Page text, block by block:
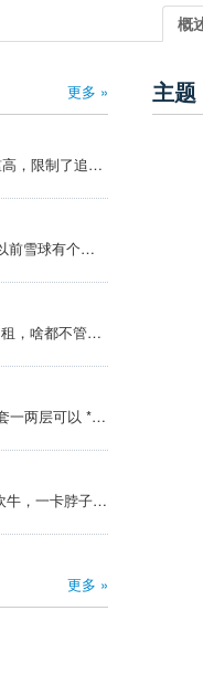
概
更多 »
个人观察，主板的涨幅高过科创板。可能是门槛高，限制了追捧的韭菜入场，*
@qwerty12345asd >所以你做到了吗？ 哈哈，以前雪球有个买恒大挣了大钱，到处旅游晒图的。不知道现状如何了
@噜噜不怕壮 >圈子里有自己的房子给代理人出租，啥都不管每月进账租金，代理人基本都是从大中介例如链家离职的，据说比在中介打工活的滋润 以前市场好时，链家们做过二房东，那时房主除了房租到手的少点，其他不操心。这两年改成代理人，意思帮你租房子，处理租客或有...
@ji1si2lu3 >一两套就算了没啥意思，搞个几十套一两层可以 *一两套空置已经很闹心，手里拿着几十套整栋楼都是空着，没租客，该有多揪心
@北美圣雄 >请问GPT-4o免费不？一松脖子就吹牛，一卡脖子就装死，简中互联网哪个不牛逼？全是宇宙第一，吊打一切。美国吓尿了。笑死◠‿◠！ 投机挣钱不磕碜，但为了挣点投机的钱，自我洗脑成跪族，不以为耻，反以为荣，就丢人现眼了
主题
更多 »